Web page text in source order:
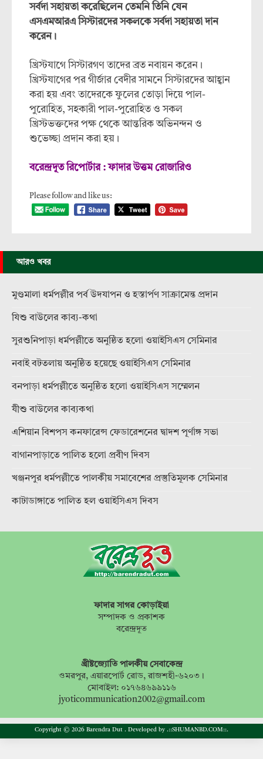
সর্বদা সহায়তা করেছিলেন তেমনি তিনি যেন
এসএমআরএ সিস্টারদের সকলকে সর্বদা সহায়তা দান
করেন।
খ্রিস্টযাগে সিস্টারগণ তাদের ব্রত নবায়ন করেন।
খ্রিস্টযাগের পর গীর্জার বেদীর সামনে সিস্টারদের আহ্বান
করা হয় এবং তাদেরকে ফুলের তোড়া দিয়ে পাল-
পুরোহিত, সহকারী পাল-পুরোহিত ও সকল
খ্রিস্টভক্তদের পক্ষ থেকে আন্তরিক অভিনন্দন ও
শুভেচ্ছা প্রদান করা হয়।
বরেন্দ্রদূত রিপোর্টার : ফাদার উত্তম রোজারিও
Please follow and like us:
আরও খবর
মুণ্ডমালা ধর্মপল্লীর পর্ব উদযাপন ও হস্তার্পণ সাক্রামেন্ত প্রদান
যিশু বাউলের কাব্য-কথা
সুরশুনিপাড়া ধর্মপল্লীতে অনুষ্ঠিত হলো ওয়াইসিএস সেমিনার
নবাই বটতলায় অনুষ্ঠিত হয়েছে ওয়াইসিএস সেমিনার
বনপাড়া ধর্মপল্লীতে অনুষ্ঠিত হলো ওয়াইসিএস সম্মেলন
যীশু বাউলের কাব্যকথা
এশিয়ান বিশপস কনফারেন্স ফেডারেশনের দ্বাদশ পূর্ণাঙ্গ সভা
বাগানপাড়াতে পালিত হলো প্রবীণ দিবস
খঞ্জনপুর ধর্মপল্লীতে পালকীয় সমাবেশের প্রস্তুতিমূলক সেমিনার
কাটাডাঙ্গাতে পালিত হল ওয়াইসিএস দিবস
ফাদার সাগর কোড়াইয়া
সম্পাদক ও প্রকাশক
বরেন্দ্রদূত
খ্রীষ্টজ্যোতি পালকীয় সেবাকেন্দ্র
ওমরপুর, এয়ারপোর্ট রোড, রাজশহী-৬২০৩।
মোবাইল: ০১৭৬৪৬৯৯১১৬
jyoticommunication2002@gmail.com
Copyright © 2026 Barendra Dut . Developed by .::SHUMANBD.COM::.